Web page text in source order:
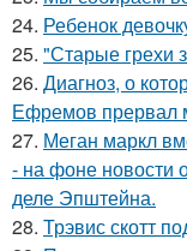
24. Ребенок
25. "Старые грехи
26. Диагноз, о
Ефремов прервал
27. Меган маркл
- на фоне новости
деле Эпштейна.
28. Трэвис скотт